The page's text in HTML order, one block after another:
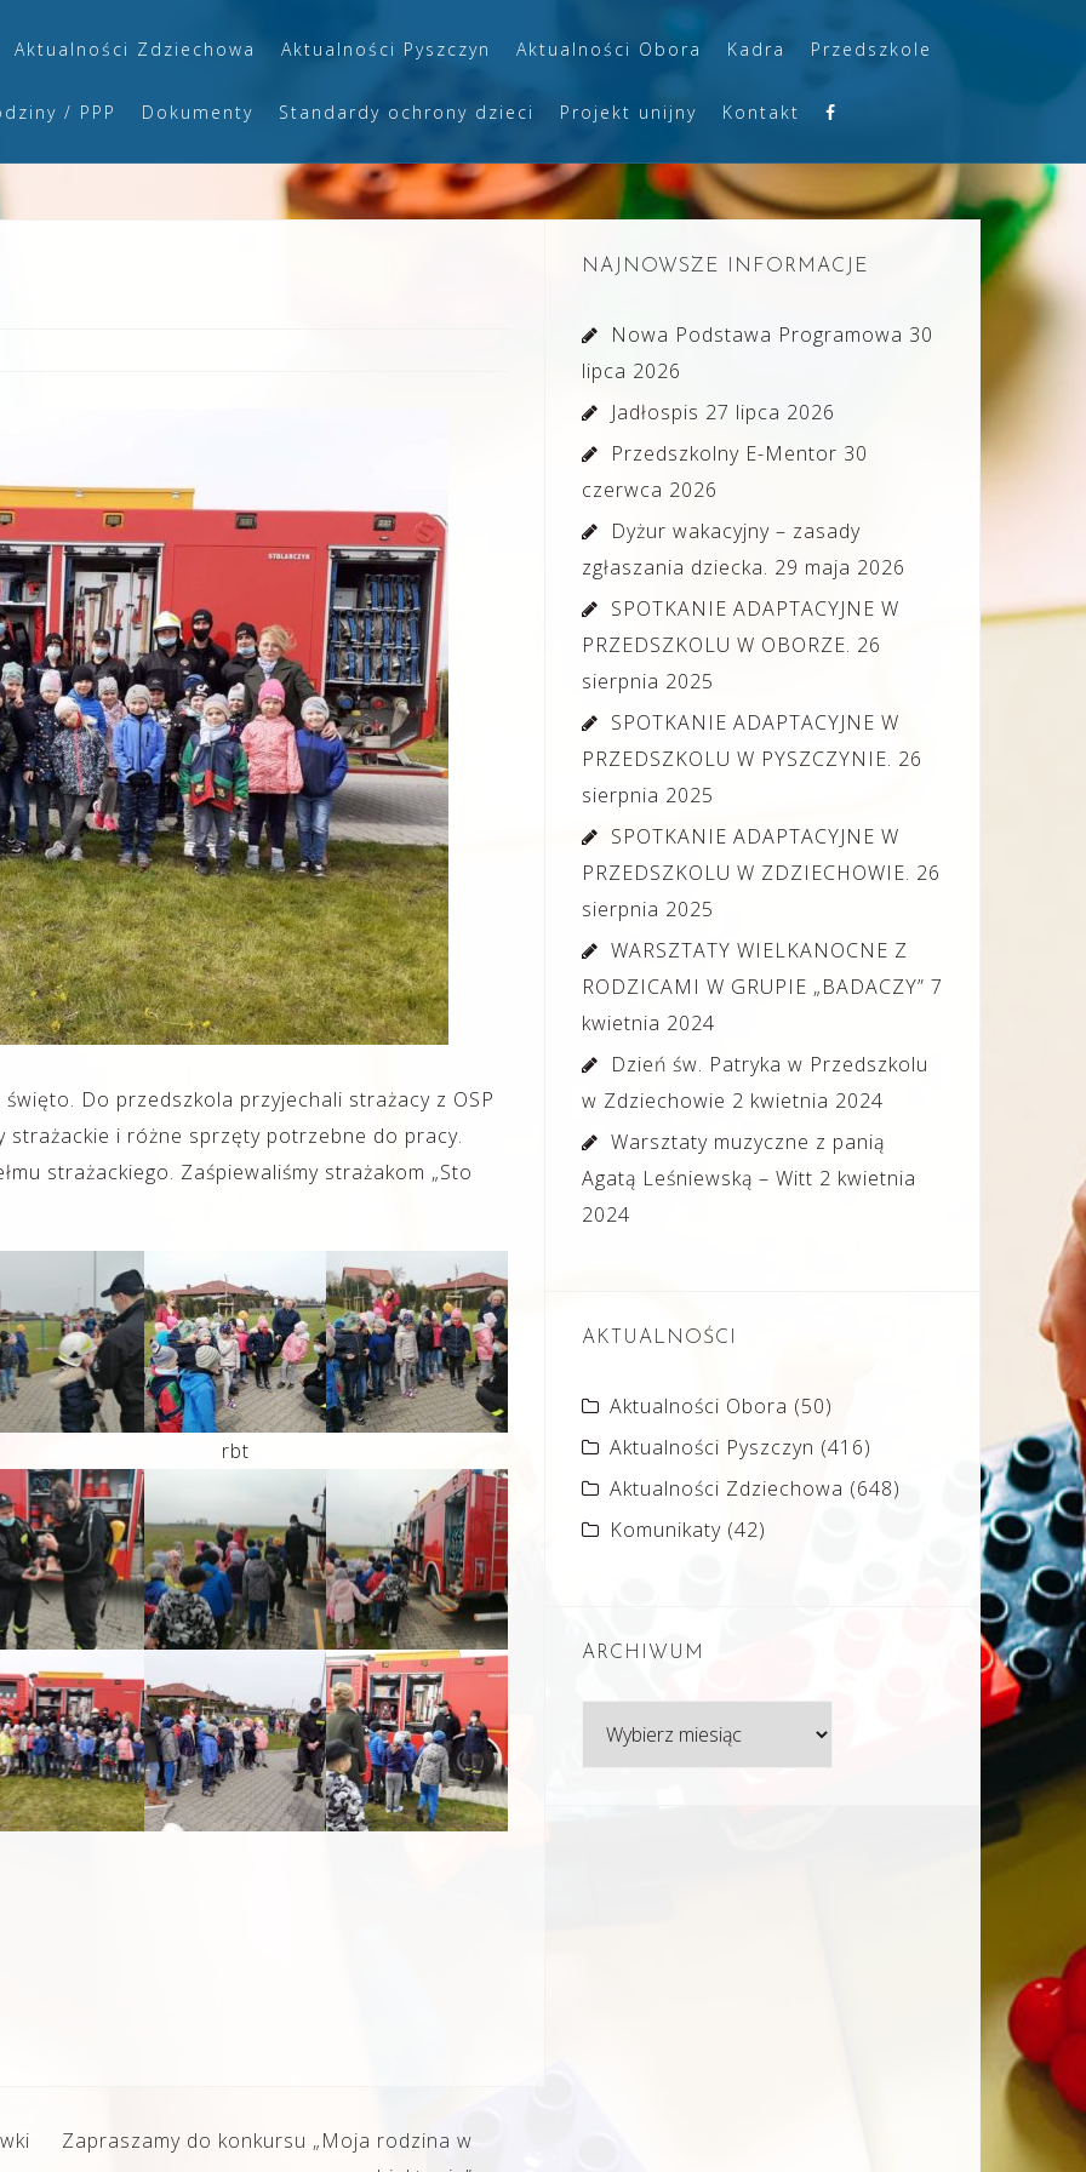
Aktualności Zdziechowa Aktualności Pyszczyn Aktualności Obora Kadra Przedszkole
/ PPP Dokumenty Standardy ochrony dzieci Projekt unijny Kontakt
Do przedszkola przyjechali strażacy z OSP
i różne sprzęty potrzebne do pracy.
strażackiego. Zaśpiewaliśmy strażakom „Sto
rbt
Zapraszamy do konkursu „Moja rodzina w
NAJNOWSZE INFORMACJE
Nowa Podstawa Programowa 30
lipca 2026
Jadłospis 27 lipca 2026
Przedszkolny E-Mentor 30
czerwca 2026
Dyżur wakacyjny – zasady
zgłaszania dziecka. 29 maja 2026
SPOTKANIE ADAPTACYJNE W
PRZEDSZKOLU W OBORZE. 26
sierpnia 2025
SPOTKANIE ADAPTACYJNE W
PRZEDSZKOLU W PYSZCZYNIE. 26
sierpnia 2025
SPOTKANIE ADAPTACYJNE W
PRZEDSZKOLU W ZDZIECHOWIE. 26
sierpnia 2025
WARSZTATY WIELKANOCNE Z
RODZICAMI W GRUPIE „BADACZY” 7
kwietnia 2024
Dzień św. Patryka w Przedszkolu
w Zdziechowie 2 kwietnia 2024
Warsztaty muzyczne z panią
Agatą Leśniewską – Witt 2 kwietnia
2024
AKTUALNOŚCI
Aktualności Obora (50)
Aktualności Pyszczyn (416)
Aktualności Zdziechowa (648)
Komunikaty (42)
ARCHIWUM